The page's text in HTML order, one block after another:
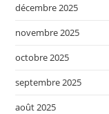
décembre 2025
novembre 2025
octobre 2025
septembre 2025
août 2025